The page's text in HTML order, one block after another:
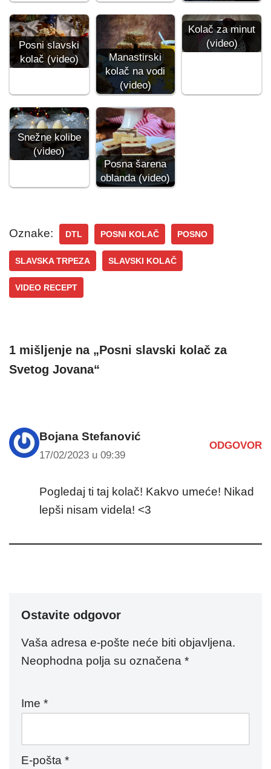
Posni slavski
kolač (video)
Manastirski
kolač na vodi
(video)
Kolač za minut
(video)
Snežne kolibe
(video)
Posna šarena
oblanda (video)
Oznake: DTL POSNI KOLAČ POSNO
SLAVSKA TRPEZA SLAVSKI KOLAČ
VIDEO RECEPT
1 mišljenje na „Posni slavski kolač za
Svetog Jovana“
Bojana Stefanović
17/02/2023 u 09:39
ODGOVOR
Pogledaj ti taj kolač! Kakvo umeće! Nikad
lepši nisam videla! <3
Ostavite odgovor
Vaša adresa e-pošte neće biti objavljena.
Neophodna polja su označena *
Ime *
E-pošta *